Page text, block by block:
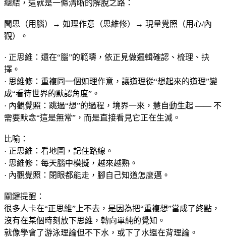
總結，這就是一條清晰的解脫之路：
聞思（用腦）→ 如理作意（思維修）→ 現量覺照（用心/內
觀）。
· 正思維：還在“腦”的範疇，依正見做邏輯確認、梳理、抉
擇。
· 思維修：重複同一個如理作意，讓道理從“想起來的道理”變
成“看待世界的默認角度”。
· 內觀覺照：跳過“想”的過程，境界一來，慧自動生起 —— 不
需要默念“這是無常”，而是直接看見它正在生滅。
比喻：
· 正思維：看地圖，記住路線。
· 思維修：每天腦中模擬，越來越熟。
· 內觀覺照：閉眼都能走，腳自己知道怎麼邁。
關鍵提醒：
很多人卡在“正思維”上不去，是因為把“重複想”當成了終點，
沒有在某個時刻放下思維，轉向單純的覺知。
就像學會了游泳理論但不下水，或下了水還在背理論。